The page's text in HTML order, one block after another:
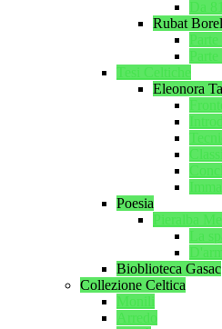
Rubat Borel
Eleonora
Poesia
Bioblioteca Gasac
Collezione Celtica